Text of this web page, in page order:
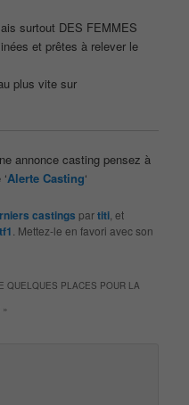
surtout DES FEMMES
et prêtes à relever le
plus vite sur
annonce casting pensez à
Alerte Casting‘
castings partiti , et
tf1 . Mettez-le en favori avec son
QUELQUES PLACES POUR LA
»